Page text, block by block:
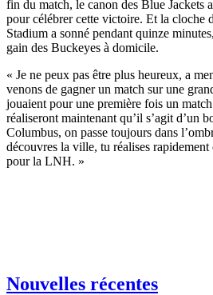
fin du match, le canon des Blue Jackets
pour célébrer cette victoire. Et la cloche
Stadium a sonné pendant quinze
gain des Buckeyes à domicile.
« Je ne peux pas être plus heureux, a
venons de gagner un match sur une
jouaient pour une première fois un
réaliseront maintenant qu’il s’agit d’un
Columbus, on passe toujours dans
découvres la ville, tu réalises
pour la LNH. »
Nouvelles récentes